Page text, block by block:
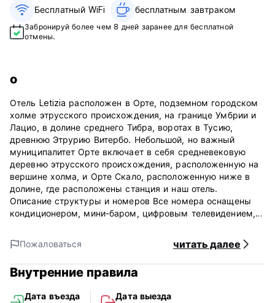
Бесплатный WiFi бесплатным завтраком‎
Забронируй более чем 8 дней заранее для бесплатной
отмены.
о
Отель Letizia расположен в Орте, подземном городском
холме этрусского происхождения, на границе Умбрии и
Лацио, в долине среднего Тибра, воротах в Тусию,
древнюю Этрурию Витербо. Небольшой, но важный
муниципалитет Орте включает в себя средневековую
деревню этрусского происхождения, расположенную на
вершине холма, и Орте Скало, расположенную ниже в
долине, где расположены станция и наш отель.
Описание структуры и номеров Все номера оснащены
кондиционером, мини-баром, цифровым телевидением,
подключаемым в местах общего пользования и почти во
всех комнатах. Все номера оснащены всеми полезными
аксессуарами: прикроватная лампа, розетка возле
кровати, письменный стол, стул, в двухместных и
купе, электрическая подставка для носков или
Пожаловаться читать далее
Внутренние правила
Дата въезда
Дата выезда